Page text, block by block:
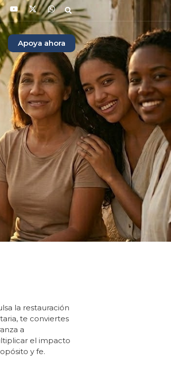
Apoya ahora
la restauración
te conviertes
a
el impacto
y fe.